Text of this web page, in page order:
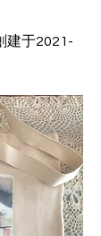
建于2021-